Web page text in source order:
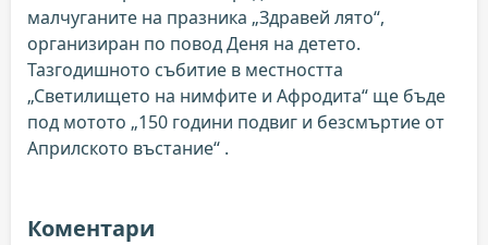
малчуганите на празника „Здравей лято“,
организиран по повод Деня на детето.
Тазгодишното събитие в местността
„Светилището на нимфите и Афродита“ ще бъде
под мотото „150 години подвиг и безсмъртие от
Априлското въстание“ .
Коментари